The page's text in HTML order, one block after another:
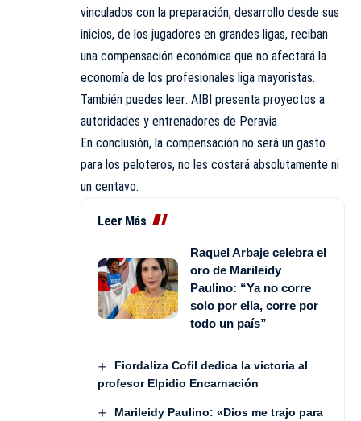
vinculados con la preparación, desarrollo desde sus
inicios, de los jugadores en grandes ligas, reciban
una compensación económica que no afectará la
economía de los profesionales liga mayoristas.
También puedes leer: AIBI presenta proyectos a
autoridades y entrenadores de Peravia
En conclusión, la compensación no será un gasto
para los peloteros, no les costará absolutamente ni
un centavo.
Leer Más
Raquel Arbaje celebra el
oro de Marileidy
Paulino: “Ya no corre
solo por ella, corre por
todo un país”
Fiordaliza Cofil dedica la victoria al
profesor Elpidio Encarnación
Marileidy Paulino: «Dios me trajo para